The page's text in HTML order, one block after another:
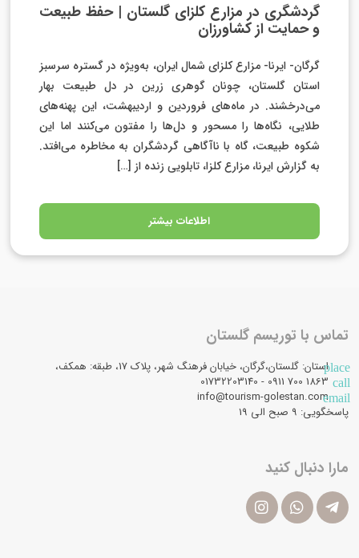
گردشگری در مزارع کلزای گلستان | حفظ طبیعت
و حمایت از کشاورزان
گرگان- ایرنا- مزارع کلزای شمال ایران، به‌ویژه در گستره‌ سرسبز
استان گلستان، چونان گوهری زرین در دل طبیعت بهار
می‌درخشند. در ماه‌های فروردین و اردیبهشت، این پهنه‌های
طلایی، نگاه‌ها را مسحور و دل‌ها را مفتون می‌کنند اما این
شکوه طبیعت، گاه با ناآگاهی گردشگران به مخاطره می‌افتد.
به گزارش ایرنا، مزارع کلزا، تابلویی زنده از […]
اطلاعات بیشتر
تماس با توریسم گلستان
placeاستان: گلستان،گرگان، خیابان فرهنگ شهر، پلاک 17، طبقه: همکف،
call
email
info@tourism-golestan.com
پاسخگویی: ۹ صبح الی 19
مارا دنبال کنید